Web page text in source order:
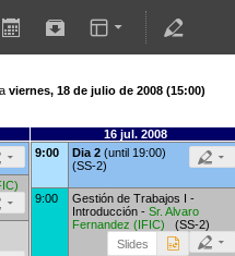
viernes, 18 de julio de 2008 (15:00)
16 jul. 2008
)
9:00 Dia 2 (until 19:00)
(SS-2)
9:00
Gestión de Trabajos I -
Introducción - Sr. Alvaro
Fernandez (IFIC) (SS-2)
Slides